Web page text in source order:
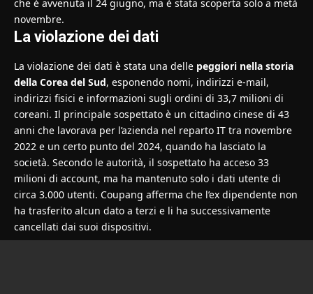
che è avvenuta il 24 giugno, ma è stata scoperta solo a metà
novembre.
La violazione dei dati
La violazione dei dati è stata una delle peggiori nella storia
della Corea del Sud, esponendo nomi, indirizzi e-mail,
indirizzi fisici e informazioni sugli ordini di 33,7 milioni di
coreani. Il principale sospettato è un cittadino cinese di 43
anni che lavorava per l’azienda nel reparto IT tra novembre
2022 e un certo punto del 2024, quando ha lasciato la
società. Secondo le autorità, il sospettato ha acceso 33
milioni di account, ma ha mantenuto solo i dati utente di
circa 3.000 utenti. Coupang afferma che l’ex dipendente non
ha trasferito alcun dato a terzi e li ha successivamente
cancellati dai suoi dispositivi.